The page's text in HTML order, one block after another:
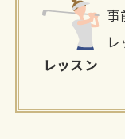
レッスン
事